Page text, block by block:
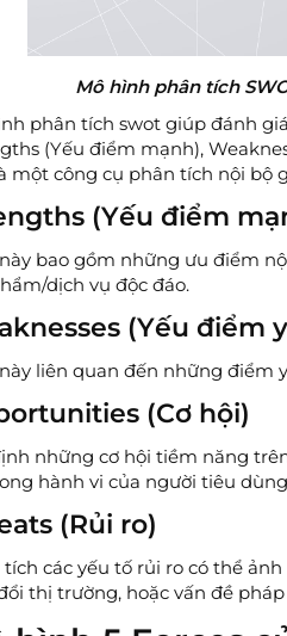
Mô hình phân tích
phân tích swot giúp đánh
(Yếu điểm mạnh),
một công cụ phân tích nội bộ
(Yếu điểm
bao gồm những ưu điểm
dịch vụ độc đáo.
(Yếu điểm
liên quan đến những điểm
(Cơ hội)
những cơ hội tiềm năng
hành vi của người tiêu
(Rủi ro)
tích các yếu tố rủi ro có thể
thị trường, hoặc vấn đề pháp